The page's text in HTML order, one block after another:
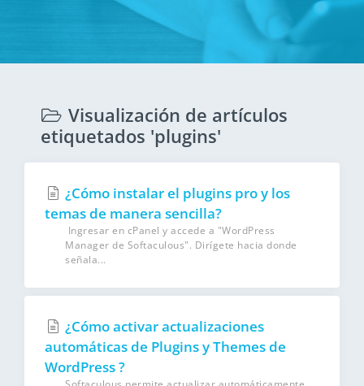
Visualización de artículos
etiquetados 'plugins'
¿Cómo instalar el plugins pro y los
temas de manera sencilla?
Ingresar en cPanel y accede a "WordPress
Manager de Softaculous". Dirígete hacia donde
señala...
¿Cómo activar actualizaciones
automáticas de Plugins y Themes de
WordPress ?